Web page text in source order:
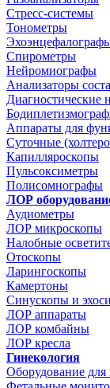
Стресс-системы
Тонометры
Спирометры
Нейромиографы
Анализаторы
Диагностические
Аппараты для
Суточные
Капилляроскопы
Пульсоксиметры
Полисомнографы
ЛОР
Аудиометры
ЛОР микроскопы
Налобные
Отоскопы
Ларингоскопы
Камертоны
Синускопы и
ЛОР аппараты
ЛОР комбайны
ЛОР кресла
Гинекология
Оборудование для